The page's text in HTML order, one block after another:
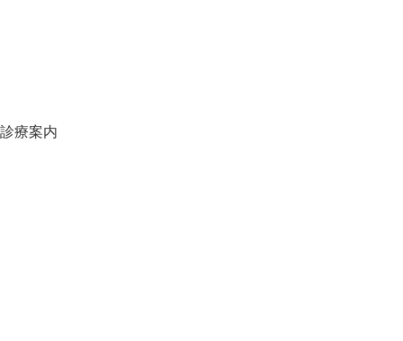
診療案内